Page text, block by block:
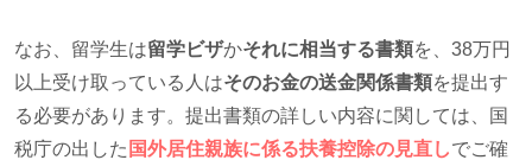
なお、留学生は留学ビザかそれに相当する書類を、38万円
以上受け取っている人はそのお金の送金関係書類を提出す
る必要があります。提出書類の詳しい内容に関しては、国
税庁の出した 国外居住親族に係る扶養控除の見直しでご確